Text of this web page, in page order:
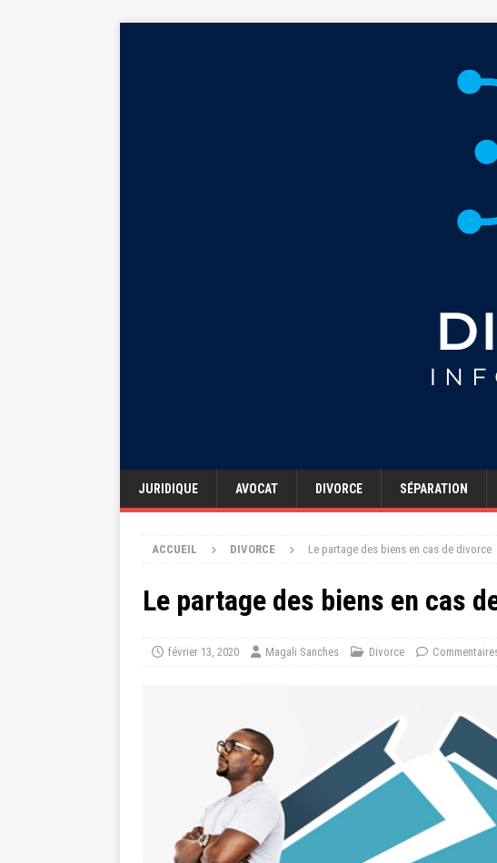
JURIDIQUE AVOCAT DIVORCE SÉPARATION
ACCUEIL DIVORCE Le partage des biens en cas de divorce
Le partage des biens en cas
février 13, 2020 Magali Sanches Divorce